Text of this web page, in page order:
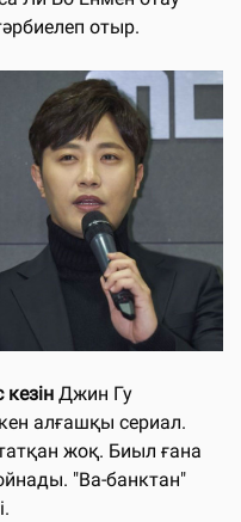
отыр.
Джин Гу
алғашқы сериал.
жоқ. Биыл ғана
"Ва-банктан"